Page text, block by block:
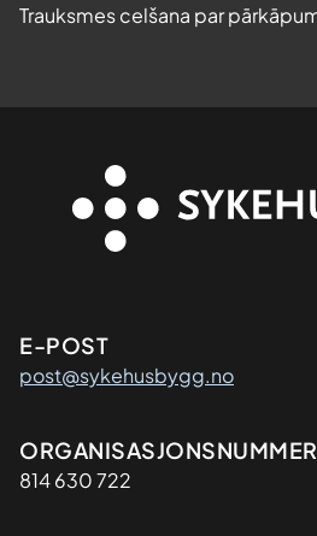
Trauksmes celšana par
Kontaktinformasjon
E-POST
post@sykehusbygg.no
Organisasjon
ORGANISASJONSNUMMER
814 630 722